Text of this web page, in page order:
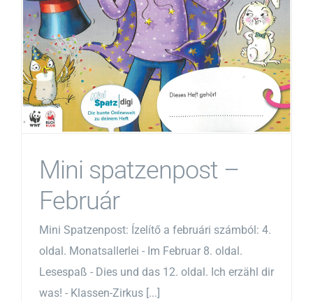
Mini spatzenpost –
Február
Mini Spatzenpost: Ízelítő a februári számból: 4.
oldal. Monatsallerlei - Im Februar 8. oldal.
Lesespaß - Dies und das 12. oldal. Ich erzähl dir
was! - Klassen-Zirkus [...]